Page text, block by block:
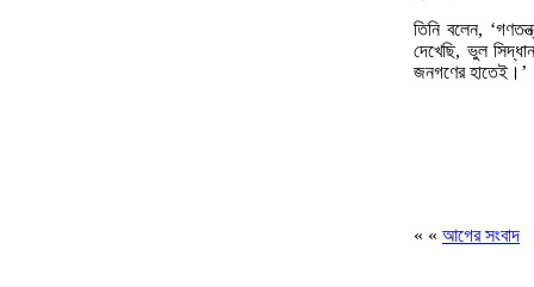
তিনি বলেন,
দেখেছি, ভুল
জনগণের হাতেই।’
« « আগের সংবাদ